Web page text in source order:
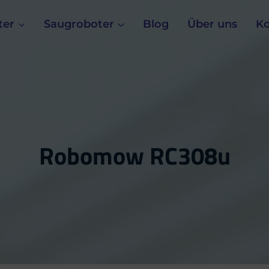
Saugroboter Blog Über uns
Robomow RC308u